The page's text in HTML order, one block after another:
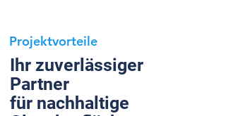
Projektvorteile
Ihr zuverlässiger
Partner
für nachhaltige